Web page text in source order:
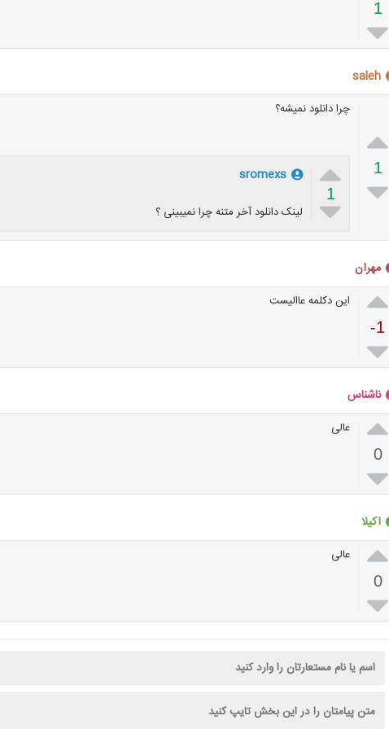
1

saleh

1

چرا دانلود نمیشه؟

1

sromexs
لینک دانلود آخر متنه چرا نمیبینی ؟
مهران

-1

این دکلمه عاالیست
ناشناس

0

عالی
اکیلا

0

عالی